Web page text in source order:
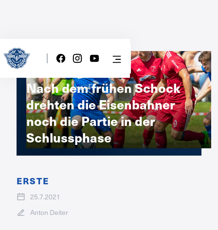
Nach dem frühen Schock
drehten die Eisenbahner
noch die Partie in der
Schlussphase
ERSTE
25.7.2021
Anton Deiter